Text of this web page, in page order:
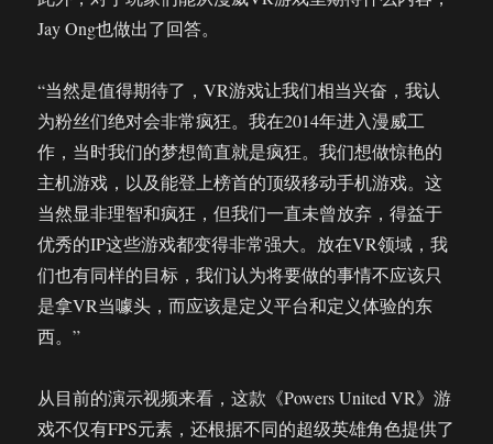
Jay Ong也做出了回答。
“当然是值得期待了，VR游戏让我们相当兴奋，我认
为粉丝们绝对会非常疯狂。我在2014年进入漫威工
作，当时我们的梦想简直就是疯狂。我们想做惊艳的
主机游戏，以及能登上榜首的顶级移动手机游戏。这
当然显非理智和疯狂，但我们一直未曾放弃，得益于
优秀的IP这些游戏都变得非常强大。放在VR领域，我
们也有同样的目标，我们认为将要做的事情不应该只
是拿VR当噱头，而应该是定义平台和定义体验的东
西。”
从目前的演示视频来看，这款《Powers United VR》游
戏不仅有FPS元素，还根据不同的超级英雄角色提供了